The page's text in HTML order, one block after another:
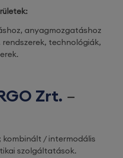
anyagmozgatáshoz
technológiák,
Zrt. –
/ intermodális
szolgáltatások.